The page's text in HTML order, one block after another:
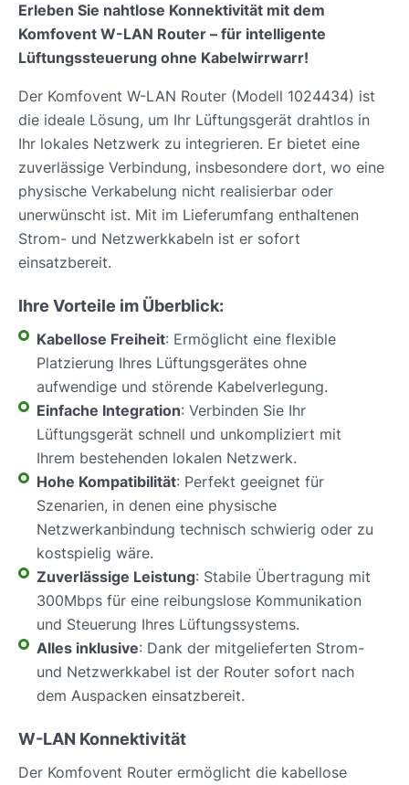
Erleben Sie nahtlose Konnektivität mit dem
Komfovent W-LAN Router – für intelligente
Lüftungssteuerung ohne Kabelwirrwarr!
Der Komfovent W-LAN Router (Modell 1024434) ist
die ideale Lösung, um Ihr Lüftungsgerät drahtlos in
Ihr lokales Netzwerk zu integrieren. Er bietet eine
zuverlässige Verbindung, insbesondere dort, wo eine
physische Verkabelung nicht realisierbar oder
unerwünscht ist. Mit im Lieferumfang enthaltenen
Strom- und Netzwerkkabeln ist er sofort
einsatzbereit.
Ihre Vorteile im Überblick:
Kabellose Freiheit: Ermöglicht eine flexible
Platzierung Ihres Lüftungsgerätes ohne
aufwendige und störende Kabelverlegung.
Einfache Integration: Verbinden Sie Ihr
Lüftungsgerät schnell und unkompliziert mit
Ihrem bestehenden lokalen Netzwerk.
Hohe Kompatibilität: Perfekt geeignet für
Szenarien, in denen eine physische
Netzwerkanbindung technisch schwierig oder zu
kostspielig wäre.
Zuverlässige Leistung: Stabile Übertragung mit
300Mbps für eine reibungslose Kommunikation
und Steuerung Ihres Lüftungssystems.
Alles inklusive: Dank der mitgelieferten Strom-
und Netzwerkkabel ist der Router sofort nach
dem Auspacken einsatzbereit.
W-LAN Konnektivität
Der Komfovent Router ermöglicht die kabellose